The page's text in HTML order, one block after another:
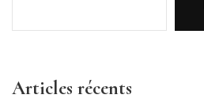
Articles récents